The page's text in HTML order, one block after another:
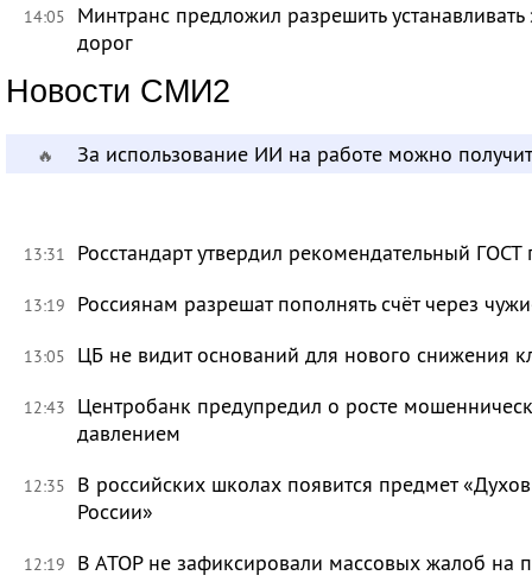
14:05
Минтранс предложил разрешить
дорог
Новости СМИ2
🔥 За использование ИИ на работе можно
13:31 Росстандарт утвердил рекомендательный
13:19 Россиянам разрешат пополнять счёт через
13:05 ЦБ не видит оснований для нового снижения
12:43
Центробанк предупредил о росте
давлением
12:35
В российских школах появится предмет
России»
12:19 В АТОР не зафиксировали массовых жалоб на